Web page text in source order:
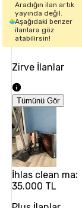
Aradığın ilan artık
yayında değil.
Aşağıdaki benzer
ilanlara göz
atabilirsin!
Zirve İlanlar
Tümünü Gör
İhlas clean
35.000 TL